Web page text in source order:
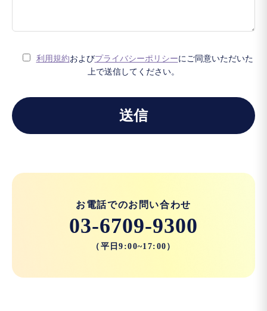
利用規約およびプライバシーポリシーにご同意いただいた
上で送信してください。
お電話でのお問い合わせ
03-6709-9300
（平日9:00~17:00）